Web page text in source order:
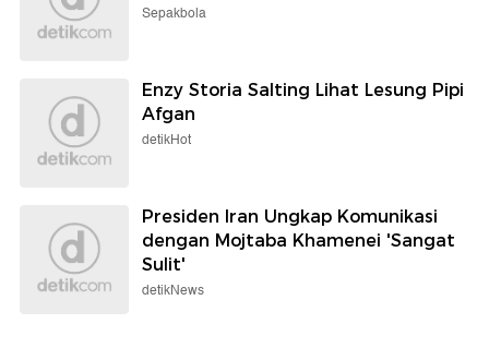
Sepakbola
Enzy Storia Salting Lihat Lesung Pipi
Afgan
detikHot
Presiden Iran Ungkap Komunikasi
dengan Mojtaba Khamenei 'Sangat
Sulit'
detikNews